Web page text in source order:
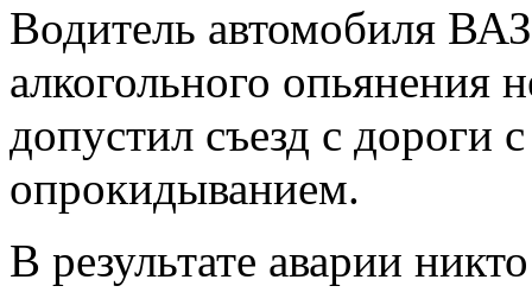
Водитель автомобиля
алкогольного опьянения
допустил съезд с
опрокидыванием.
В результате аварии